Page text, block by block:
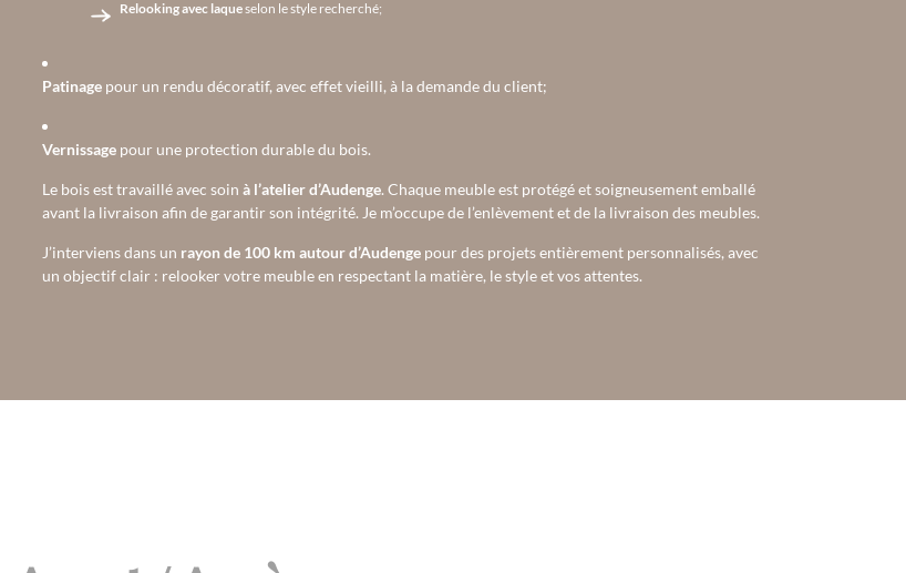
Relooking avec laqueselon le style recherché;
Patinagepour un rendu décoratif, avec effet vieilli, à la demande du client;
Vernissagepour une protection durable du bois.
Le bois est travaillé avec soin à l’atelier d’Audenge. Chaque meuble est protégé et soigneusement emballé
avant la livraison afin de garantir son intégrité. Je m’occupe de l’enlèvement et de la livraison des meubles.
J’interviens dans un rayon de 100 km autour d’Audengepour des projets entièrement personnalisés, avec
un objectif clair : relooker votre meuble en respectant la matière, le style et vos attentes.